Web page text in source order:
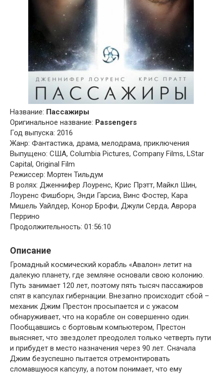
Название: Пассажиры
Оригинальное название: Passengers
Год выпуска: 2016
Жанр: Фантастика, драма, мелодрама, приключения
Выпущено: США, Columbia Pictures, Company Films, LStar
Capital, Original Film
Режиссер: Мортен Тильдум
В ролях: Дженнифер Лоуренс, Крис Прэтт, Майкл Шин,
Лоуренс Фишборн, Энди Гарсиа, Винс Фостер, Кара
Мишель Уайлдер, Конор Брофи, Джули Серда, Аврора
Перрино
Продолжительность: 01:56:10
Описание
Громадный космический корабль «Авалон» летит на
далекую планету, где земляне основали свою колонию.
Путь занимает 120 лет, поэтому пять тысяч пассажиров
спят в капсулах гибернации. Внезапно происходит сбой –
механик Джим Престон просыпается и с ужасом
обнаруживает, что на корабле он совершенно один.
Пообщавшись с бортовым компьютером, Престон
выясняет, что звездолет преодолел только четверть пути
и прибудет в место назначения через 90 лет. Сначала
Джим безуспешно пытается отремонтировать
сломавшуюся капсулу, а потом понимает, что ему